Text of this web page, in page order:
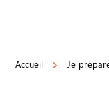
Accueil Je